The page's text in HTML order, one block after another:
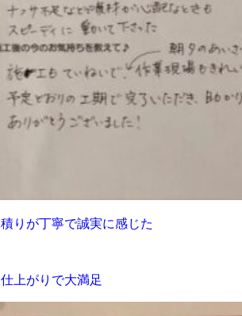
りが丁寧で誠実に感じた
上がりで大満足